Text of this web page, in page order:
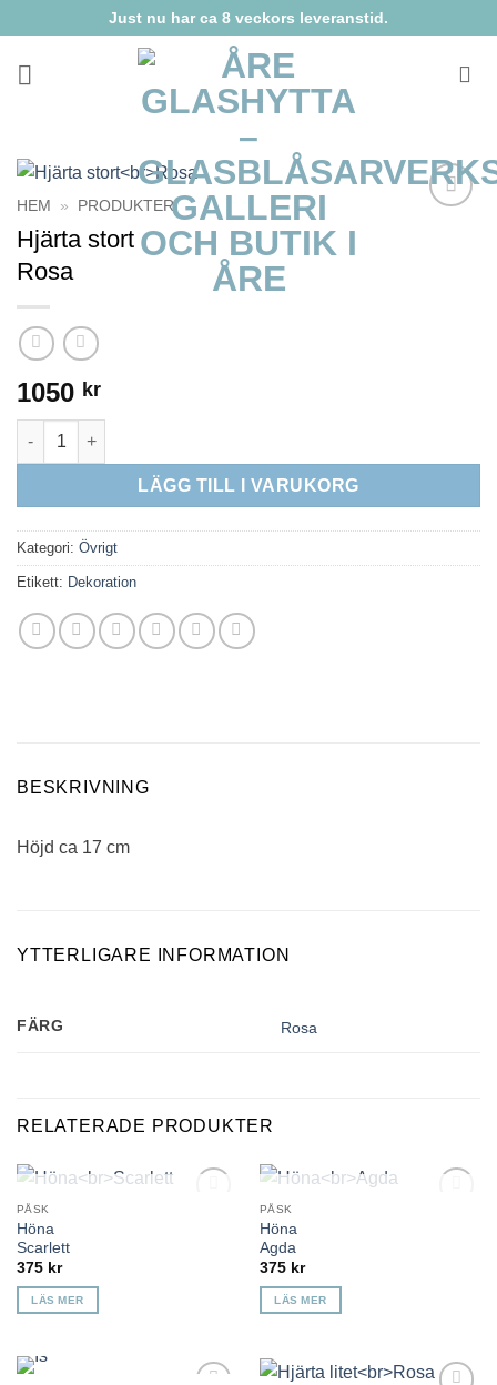
to
content
Just nu har ca 8 veckors leveranstid.
HEM » PRODUKTER
Hjärta stort
Rosa
1050 kr
Hjärta stortRosa mängd
LÄGG TILL I VARUKORG
Kategori: Övrigt
Etikett: Dekoration
BESKRIVNING
Höjd ca 17 cm
YTTERLIGARE INFORMATION
FÄRG Rosa
RELATERADE PRODUKTER
PÅSK
Höna
Scarlett
375 kr
LÄS MER
PÅSK
Höna
Agda
375 kr
LÄS MER